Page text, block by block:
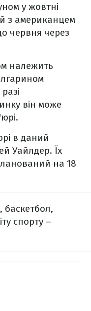
у жовтні
з американцем
червня через
належить
він може
в даний
Уайлдер. Їх
на 18
спорту –